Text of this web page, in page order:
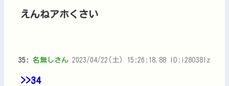
えんねアホくさい
35: 名無しさん 2023/04/22(土) 15:26:18.88 ID:i28O38lz
>>34